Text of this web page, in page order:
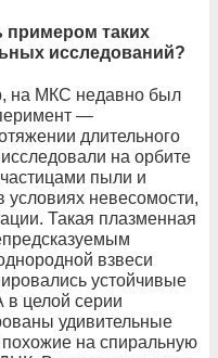
таких
исследований?
на МКС недавно был
—
длительного
на орбите
пыли и
невесомости,
Такая плазменная
взвеси
устойчивые
в целой серии
удивительные
на спиральную